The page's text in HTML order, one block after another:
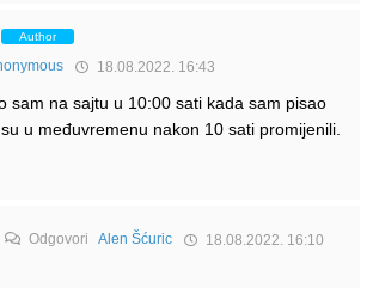
Author
18.08.2022. 16:43
sam na sajtu u 10:00 sati kada sam pisao
u međuvremenu nakon 10 sati promijenili.
OdgovoriAlen Šćuric 18.08.2022. 16:10